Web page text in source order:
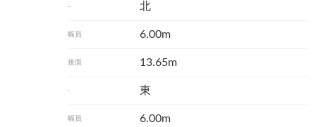
- 北
幅員 6.00m
接面 13.65m
- 東
幅員 6.00m